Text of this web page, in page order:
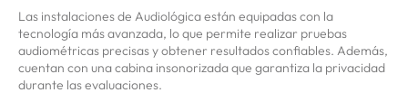
Las instalaciones de Audiológica están equipadas con la
tecnología más avanzada, lo que permite realizar pruebas
audiométricas precisas y obtener resultados confiables. Además,
cuentan con una cabina insonorizada que garantiza la privacidad
durante las evaluaciones.